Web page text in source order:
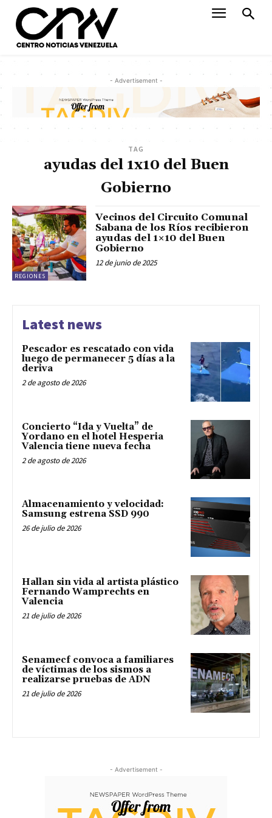
- Advertisement -
TAG
ayudas del 1x10 del Buen
Gobierno
REGIONES
Vecinos del Circuito Comunal
Sabana de los Ríos recibieron
ayudas del 1×10 del Buen
Gobierno
12 de junio de 2025
Latest news
Pescador es rescatado con vida
luego de permanecer 5 días a la
deriva
2 de agosto de 2026
Concierto “Ida y Vuelta” de
Yordano en el hotel Hesperia
Valencia tiene nueva fecha
2 de agosto de 2026
Almacenamiento y velocidad:
Samsung estrena SSD 990
26 de julio de 2026
Hallan sin vida al artista plástico
Fernando Wamprechts en
Valencia
21 de julio de 2026
Senamecf convoca a familiares
de víctimas de los sismos a
realizarse pruebas de ADN
21 de julio de 2026
- Advertisement -